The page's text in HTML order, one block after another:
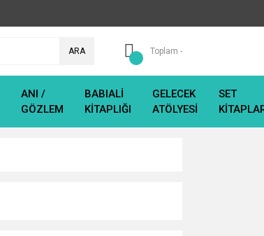
ARA Toplam -
ANI /
GÖZLEM
BABIALİ
KİTAPLIĞI
GELECEK
ATÖLYESİ
SET